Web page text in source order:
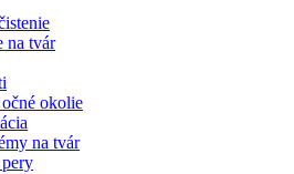
na tvár
okolie
na tvár